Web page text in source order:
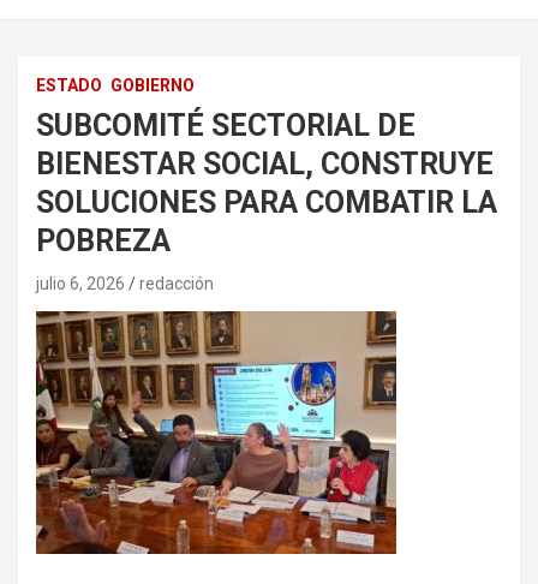
ESTADO GOBIERNO
SUBCOMITÉ SECTORIAL DE
BIENESTAR SOCIAL, CONSTRUYE
SOLUCIONES PARA COMBATIR LA
POBREZA
julio 6, 2026 redacción